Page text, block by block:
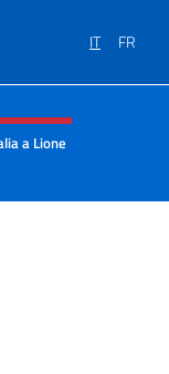
IT FR
e menù
a Lione